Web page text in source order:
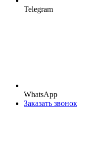
Telegram
WhatsApp
Заказать звонок